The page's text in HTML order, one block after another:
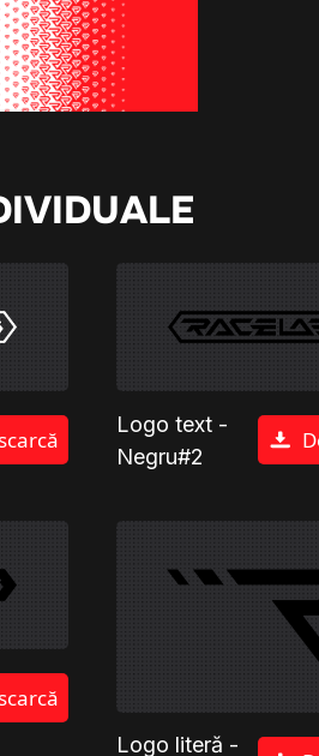
Descarcă
Logo text -
Negru#2
Logo literă -